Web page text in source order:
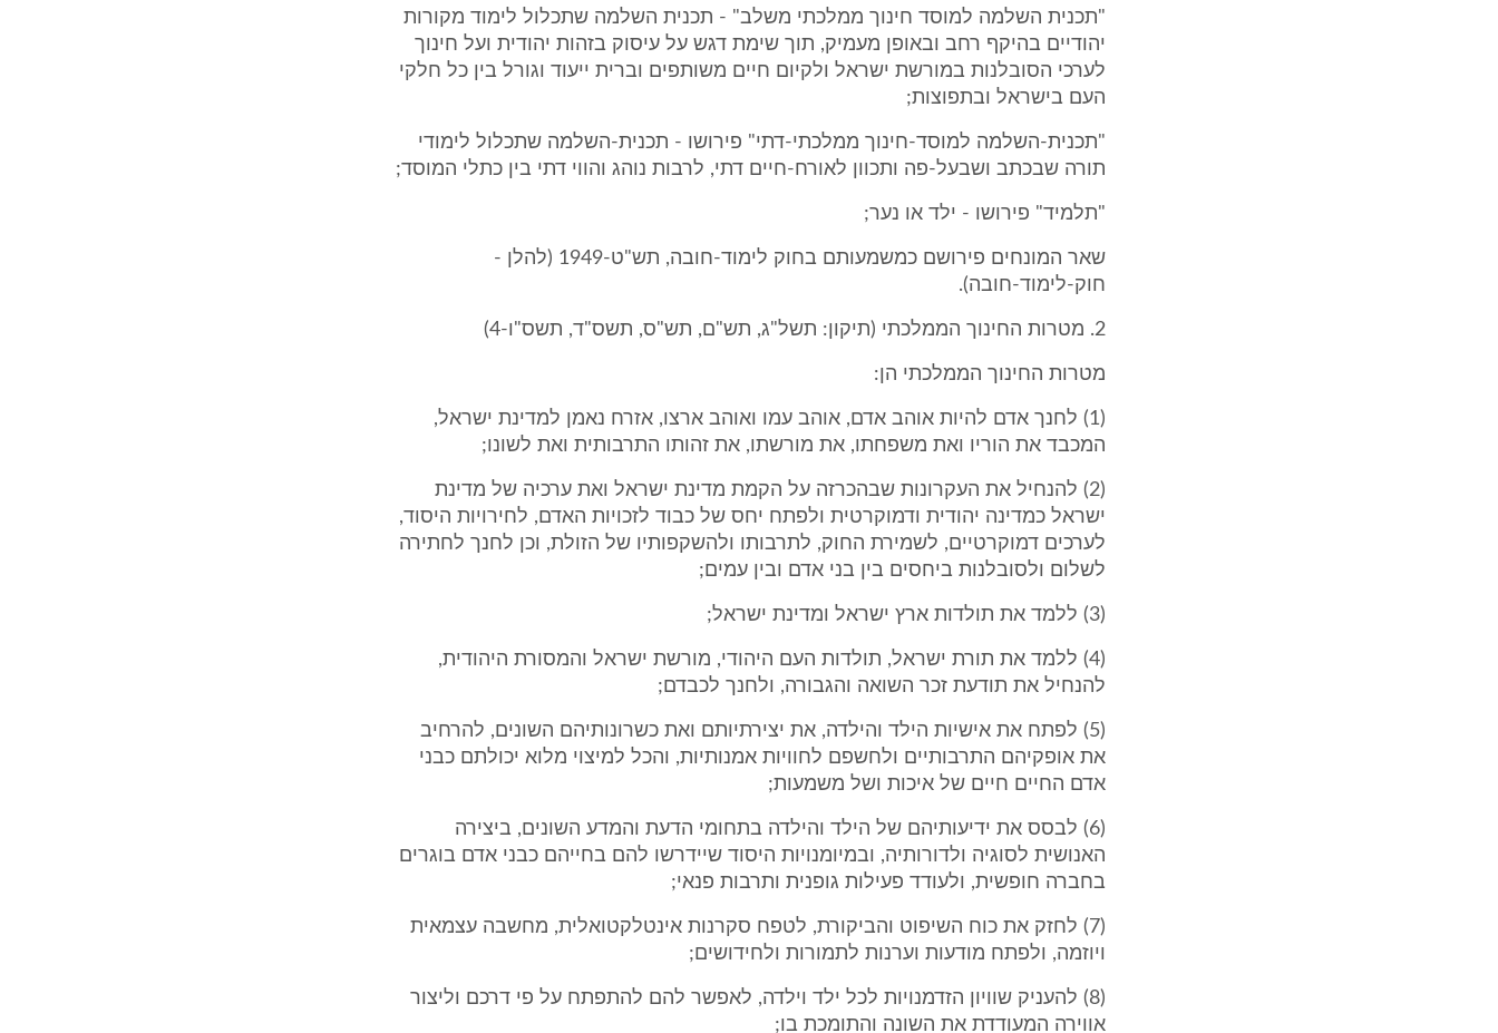
"תכנית השלמה למוסד חינוך ממלכתי משלב" - תכנית השלמה שתכלול לימוד מקורות
יהודיים בהיקף רחב ובאופן מעמיק, תוך שימת דגש על עיסוק בזהות יהודית ועל חינוך
לערכי הסובלנות במורשת ישראל ולקיום חיים משותפים וברית ייעוד וגורל בין כל חלקי
העם בישראל ובתפוצות;
"תכנית-השלמה למוסד-חינוך ממלכתי-דתי" פירושו - תכנית-השלמה שתכלול לימודי
תורה שבכתב ושבעל-פה ותכוון לאורח-חיים דתי, לרבות נוהג והווי דתי בין כתלי המוסד;
"תלמיד" פירושו - ילד או נער;
שאר המונחים פירושם כמשמעותם בחוק לימוד-חובה, תש"ט-1949 (להלן -
חוק-לימוד-חובה).
2. מטרות החינוך הממלכתי (תיקון: תשל"ג, תש"ם, תש"ס, תשס"ד, תשס"ו-4)
מטרות החינוך הממלכתי הן:
(1) לחנך אדם להיות אוהב אדם, אוהב עמו ואוהב ארצו, אזרח נאמן למדינת ישראל,
המכבד את הוריו ואת משפחתו, את מורשתו, את זהותו התרבותית ואת לשונו;
(2) להנחיל את העקרונות שבהכרזה על הקמת מדינת ישראל ואת ערכיה של מדינת
ישראל כמדינה יהודית ודמוקרטית ולפתח יחס של כבוד לזכויות האדם, לחירויות היסוד,
לערכים דמוקרטיים, לשמירת החוק, לתרבותו ולהשקפותיו של הזולת, וכן לחנך לחתירה
לשלום ולסובלנות ביחסים בין בני אדם ובין עמים;
(3) ללמד את תולדות ארץ ישראל ומדינת ישראל;
(4) ללמד את תורת ישראל, תולדות העם היהודי, מורשת ישראל והמסורת היהודית,
להנחיל את תודעת זכר השואה והגבורה, ולחנך לכבדם;
(5) לפתח את אישיות הילד והילדה, את יצירתיותם ואת כשרונותיהם השונים, להרחיב
את אופקיהם התרבותיים ולחשפם לחוויות אמנותיות, והכל למיצוי מלוא יכולתם כבני
אדם החיים חיים של איכות ושל משמעות;
(6) לבסס את ידיעותיהם של הילד והילדה בתחומי הדעת והמדע השונים, ביצירה
האנושית לסוגיה ולדורותיה, ובמיומנויות היסוד שיידרשו להם בחייהם כבני אדם בוגרים
בחברה חופשית, ולעודד פעילות גופנית ותרבות פנאי;
(7) לחזק את כוח השיפוט והביקורת, לטפח סקרנות אינטלקטואלית, מחשבה עצמאית
ויוזמה, ולפתח מודעות וערנות לתמורות ולחידושים;
(8) להעניק שוויון הזדמנויות לכל ילד וילדה, לאפשר להם להתפתח על פי דרכם וליצור
אווירה המעודדת את השונה והתומכת בו;